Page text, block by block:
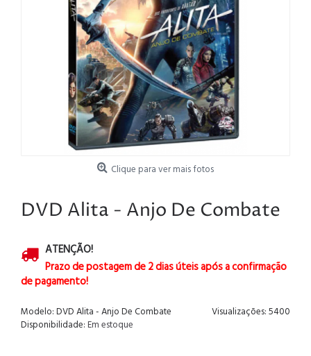
Clique para ver mais fotos
DVD Alita - Anjo De Combate
ATENÇÃO!
Prazo de postagem de 2 dias úteis após a confirmação
de pagamento!
Visualizações: 5400
Modelo:DVD Alita - Anjo De Combate
Disponibilidade:Em estoque